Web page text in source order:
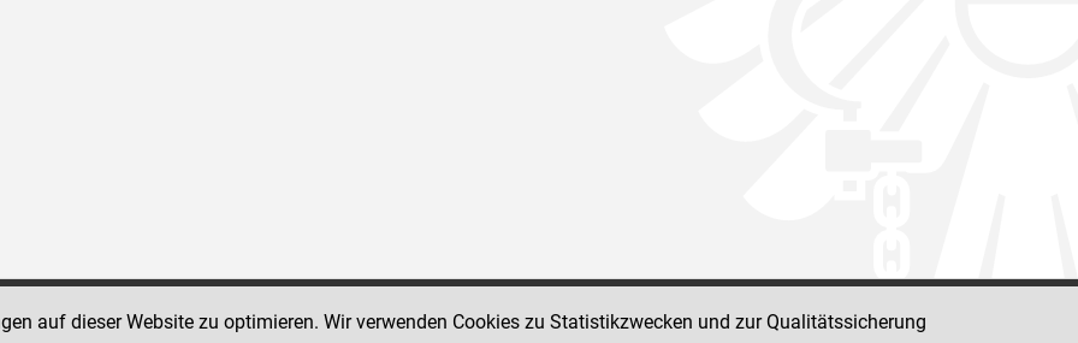
Social Media Kanäle
auf dieser Website zu optimieren. Wir verwenden Cookies zu Statistikzwecken und zur Qualitätssicherung